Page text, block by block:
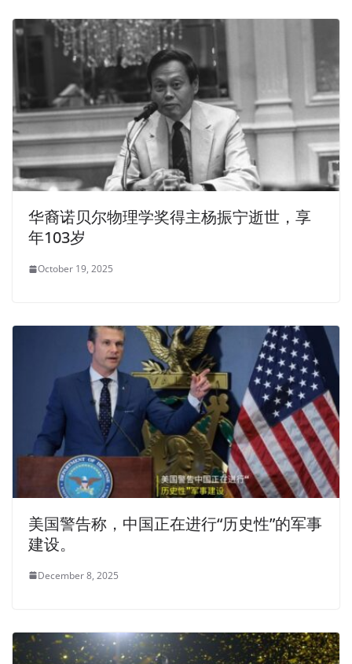
华裔诺贝尔物理学奖得主杨振宁逝世，享
年103岁
October 19, 2025
美国警告称，中国正在进行“历史性”的军事
建设。
December 8, 2025